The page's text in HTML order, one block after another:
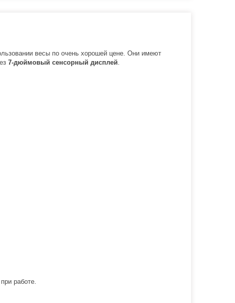
весы по очень хорошей цене. Они имеют
7-дюймовый сенсорный дисплей
работе.